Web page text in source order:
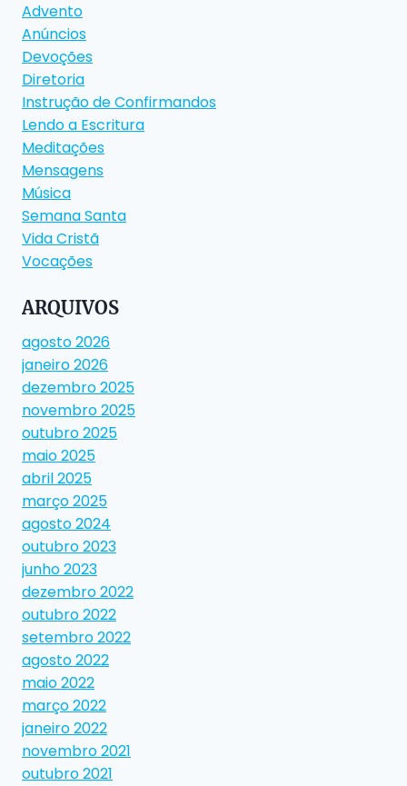
Advento
Anúncios
Devoções
Diretoria
Instrução de Confirmandos
Lendo a Escritura
Meditações
Mensagens
Música
Semana Santa
Vida Cristã
Vocações
ARQUIVOS
agosto 2026
janeiro 2026
dezembro 2025
novembro 2025
outubro 2025
maio 2025
abril 2025
março 2025
agosto 2024
outubro 2023
junho 2023
dezembro 2022
outubro 2022
setembro 2022
agosto 2022
maio 2022
março 2022
janeiro 2022
novembro 2021
outubro 2021